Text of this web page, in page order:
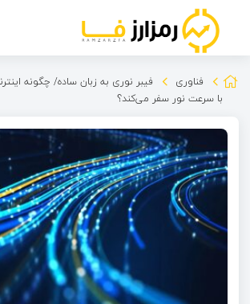
فناوری
فیبر نوری به زبان ساده/ چگونه
با سرعت نور سفر می‌کند؟